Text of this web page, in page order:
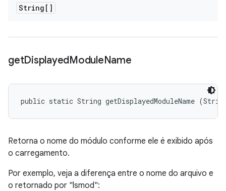
String[]
getDisplayedModuleName
public static String getDisplayedModuleName
Retorna o nome do módulo conforme ele é exibido após
o carregamento.
Por exemplo, veja a diferença entre o nome do arquivo e
o retornado por "lsmod":